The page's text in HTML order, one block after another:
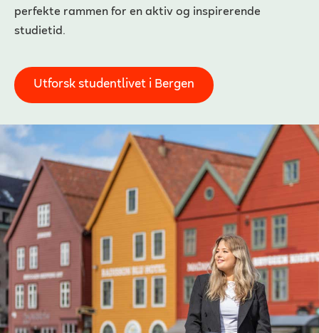
perfekte rammen for en aktiv og inspirerende
studietid.
Utforsk studentlivet i Bergen